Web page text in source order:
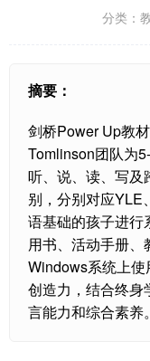
分类：
摘要：
剑桥Power Up教
Tomlinson团队为
听、说、读、写及
别，分别对应YLE
语基础的孩子进行
用书、活动手册
Windows系统上
创造力，结合终身
言能力和综合素养。